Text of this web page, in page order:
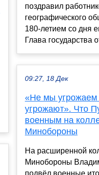
поздравил
географического
180-летием со дня
Глава государства
09:27, 18 Дек
«Не мы
угрожают». Что
военным на
Минобороны
На расширенной
Минобороны